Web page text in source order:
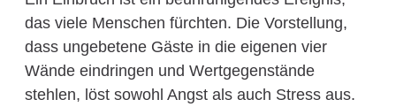
das viele Menschen fürchten. Die Vorstellung,
dass ungebetene Gäste in die eigenen vier
Wände eindringen und Wertgegenstände
stehlen, löst sowohl Angst als auch Stress aus.